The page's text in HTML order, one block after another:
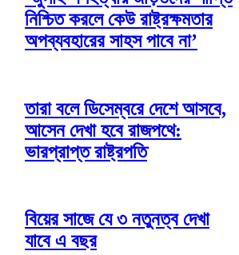
নিশ্চিত করলে কেউ রাষ্ট্রক্ষমতার
অপব্যবহারের সাহস পাবে না’
তারা বলে ডিসেম্বরে দেশে আসবে,
আসেন দেখা হবে রাজপথে:
ভারপ্রাপ্ত রাষ্ট্রপতি
বিয়ের সাজে যে ৩ নতুনত্ব দেখা
যাবে এ বছর